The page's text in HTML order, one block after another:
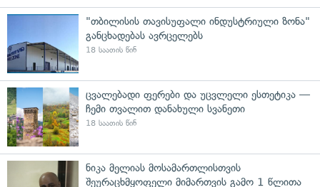
"თბილისის თავისუფალი ინდუსტრიული ზონა"
განცხადებას ავრცელებს
18 საათის წინ
ცვალებადი ფერები და უცვლელი ესთეტიკა —
ჩემი თვალით დანახული სვანეთი
18 საათის წინ
ნიკა მელიას მოსამართლისთვის
შეურაცხმყოფელი მიმართვის გამო 1 წლითა